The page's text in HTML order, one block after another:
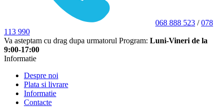
068 888 523 /078
113 990
Va asteptam cu drag dupa urmatorul Program: Luni-Vineri de la
9:00-17:00
Informatie
Despre noi
Plata si livrare
Informatie
Contacte